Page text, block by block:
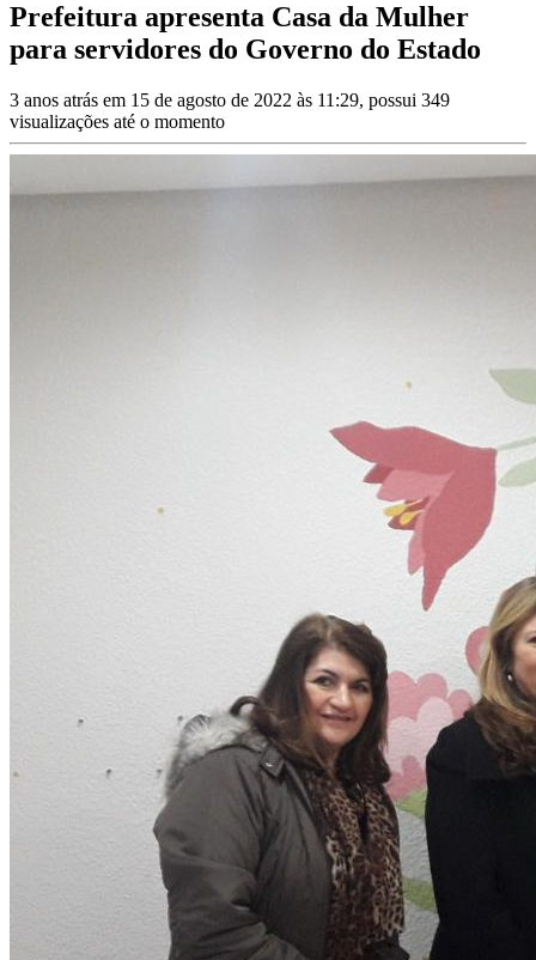
Prefeitura apresenta Casa da Mulher
para servidores do Governo do Estado
3 anos atrás em 15 de agosto de 2022 às 11:29, possui 349
visualizações até o momento